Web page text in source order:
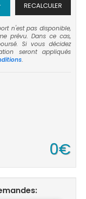
RECALCULER
n'est pas disponible,
prévu. Dans ce cas,
Si vous décidez
seront appliqués
.
0€